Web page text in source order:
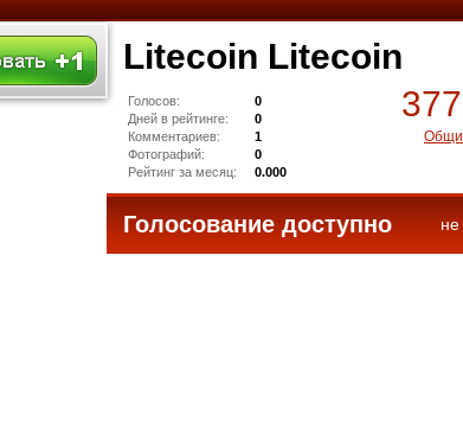
Litecoin Litecoin
Голосов:
0
Дней в рейтинге:
0
Комментариев:
1
Фотографий:
0
Рейтинг за месяц:
0.000
Голосование доступно не